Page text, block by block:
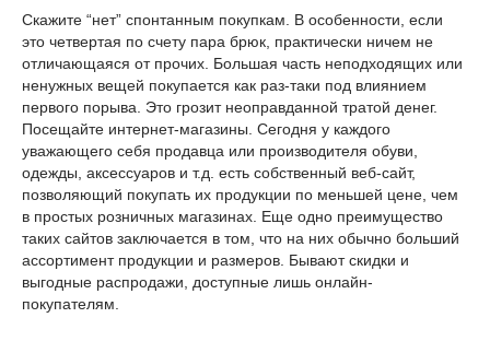
Скажите “нет” спонтанным покупкам. В особенности, если
это четвертая по счету пара брюк, практически ничем не
отличающаяся от прочих. Большая часть неподходящих или
ненужных вещей покупается как раз-таки под влиянием
первого порыва. Это грозит неоправданной тратой денег.
Посещайте интернет-магазины. Сегодня у каждого
уважающего себя продавца или производителя обуви,
одежды, аксессуаров и т.д. есть собственный веб-сайт,
позволяющий покупать их продукции по меньшей цене, чем
в простых розничных магазинах. Еще одно преимущество
таких сайтов заключается в том, что на них обычно больший
ассортимент продукции и размеров. Бывают скидки и
выгодные распродажи, доступные лишь онлайн-
покупателям.